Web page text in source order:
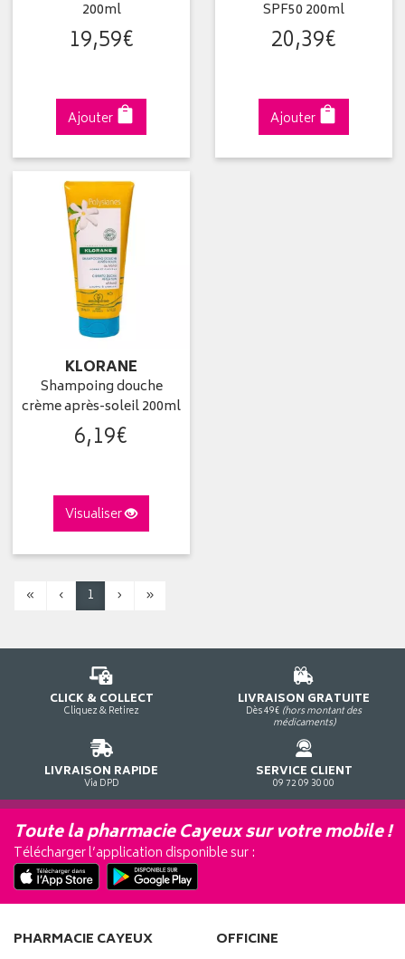
200ml
19,59€
Ajouter
SPF50 200ml
20,39€
Ajouter
KLORANE
Shampoing douche
crème après-soleil 200ml
6,19€
Visualiser
« ‹ 1 › »
CLICK & COLLECT
Cliquez & Retirez
LIVRAISON GRATUITE
Dès 49€ (hors montant des
médicaments)
LIVRAISON RAPIDE
Via DPD
SERVICE CLIENT
09 72 09 30 00
Toute la pharmacie Cayeux sur votre mobile !
Télécharger l’application disponible sur :
PHARMACIE CAYEUX OFFICINE